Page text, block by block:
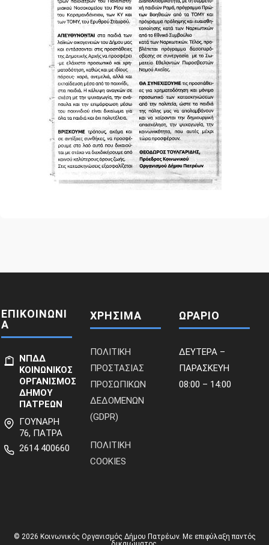
ΕΠΙΚΟΙΝΩΝΙ
Α
ΝΠΔΔ
ΚΟΙΝΩΝΙΚΟΣ
ΟΡΓΑΝΙΣΜΟΣ
ΔΗΜΟΥ
ΠΑΤΡΕΩΝ
ΓΟΥΝΑΡΗ
76, ΠΑΤΡΑ
2614 400660
ΧΡΗΣΙΜΑ
ΠΟΛΙΤΙΚΗ
ΠΡΟΣΤΑΣΙΑΣ
ΠΡΟΣΩΠΙΚΩΝ
ΔΕΔΟΜΕΝΩΝ
(GDPR)
ΠΟΛΙΤΙΚΗ
COOKIES
ΩΡΑΡΙΟ
ΔΕΥΤΕΡΑ –
ΠΑΡΑΣΚΕΥΗ
08:00 – 14:00
© 2026 Κοινωνικός Οργανισμός Δήμου Πατρέων. Με επιφύλαξη παντός